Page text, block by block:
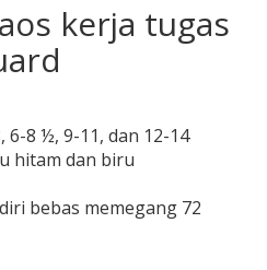
kerja tugas
6-8 ½, 9-11, dan 12-14
hitam dan biru
bebas memegang 72